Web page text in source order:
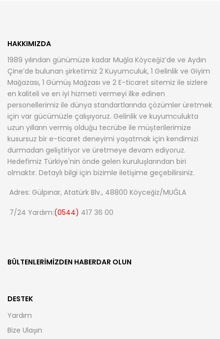
HAKKIMIZDA
1989 yılından günümüze kadar Muğla Köyceğiz’de ve Aydın
Çine’de bulunan şirketimiz 2 Kuyumculuk, 1 Gelinlik ve Giyim
Mağazası, 1 Gümüş Mağzası ve 2 E-ticaret sitemiz ile sizlere
en kaliteli ve en iyi hizmeti vermeyi ilke edinen
personellerimiz ile dünya standartlarında çözümler üretmek
için var gücümüzle çalışıyoruz. Gelinlik ve kuyumculukta
uzun yılların vermiş olduğu tecrübe ile müşterilerimize
kusursuz bir e-ticaret deneyimi yaşatmak için kendimizi
durmadan geliştiriyor ve üretmeye devam ediyoruz.
Hedefimiz Türkiye'nin önde gelen kuruluşlarından biri
olmaktır. Detaylı bilgi için bizimle iletişime geçebilirsiniz.
Adres: Gülpınar, Atatürk Blv., 48800 Köyceğiz/MUĞLA
7/24 Yardım:(0544) 417 36 00
BÜLTENLERIMIZDEN HABERDAR OLUN
DESTEK
Yardım
Bize Ulaşın